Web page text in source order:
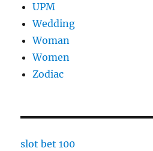
UPM
Wedding
Woman
Women
Zodiac
slot bet 100